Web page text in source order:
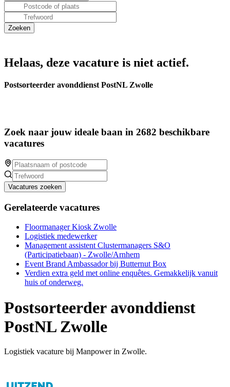
Helaas, deze vacature is niet actief.
Postsorteerder avonddienst PostNL Zwolle
Zoek naar jouw ideale baan in 2682 beschikbare
vacatures
Vacatures zoeken
Gerelateerde vacatures
Floormanager Kiosk Zwolle
Logistiek medewerker
Management assistent Clustermanagers S&O
(Participatiebaan) - Zwolle/Arnhem
Event Brand Ambassador bij Butternut Box
Verdien extra geld met online enquêtes. Gemakkelijk vanuit
huis of onderweg.
Postsorteerder avonddienst
PostNL Zwolle
Logistiek vacature bij Manpower in Zwolle.